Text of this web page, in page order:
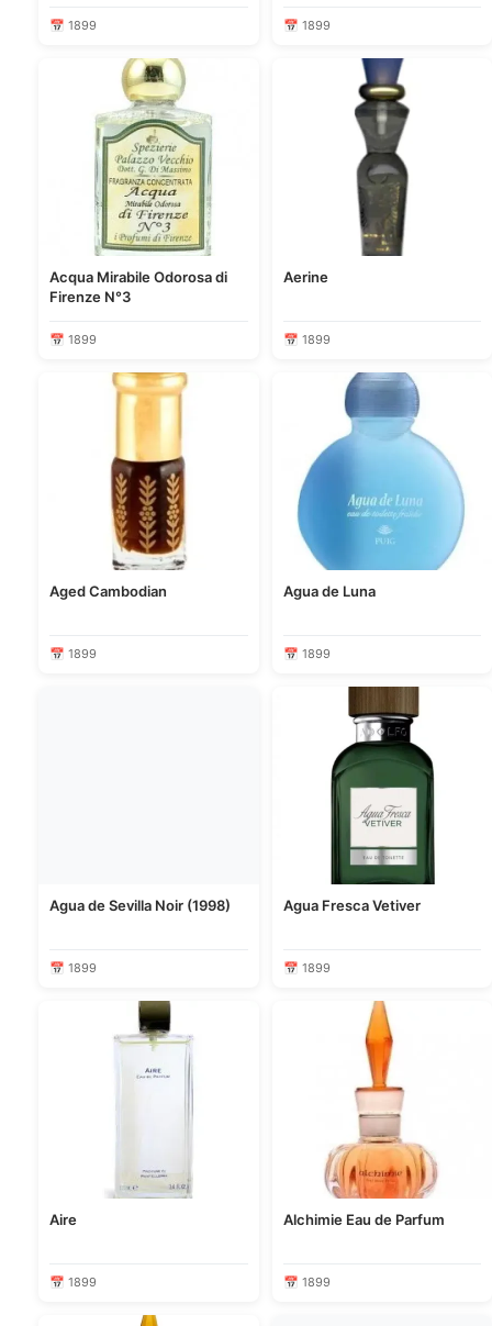
📅 1899 📅 1899
Acqua Mirabile Odorosa di
Firenze N°3
📅 1899
Aerine
📅 1899
Aged Cambodian
📅 1899
Agua de Luna
📅 1899
Agua de Sevilla Noir (1998)
📅 1899
Agua Fresca Vetiver
📅 1899
Aire
📅 1899
Alchimie Eau de Parfum
📅 1899